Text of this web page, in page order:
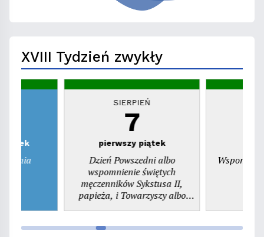
XVIII Tydzień zwykły
SIERPIEŃ
7
pierwszy piątek
Dzień Powszedni albo
wspomnienie świętych
męczenników Sykstusa II,
papieża, i Towarzyszy albo